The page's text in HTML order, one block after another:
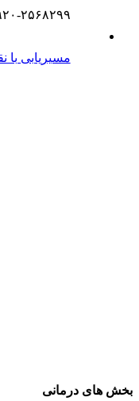
۰۹۲۰-
مسیریابی با
بخش های درمانی